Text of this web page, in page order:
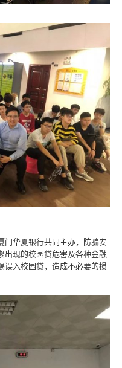
门华夏银行共同主办，防骗安
出现的校园贷危害及各种金融
误入校园贷，造成不必要的损